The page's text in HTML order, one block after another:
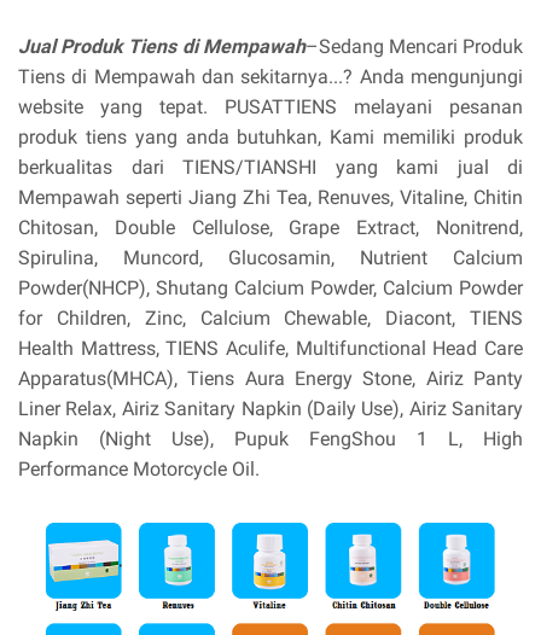
Jual Produk Tiens di Mempawah–Sedang Mencari Produk
Tiens di Mempawah dan sekitarnya...? Anda mengunjungi
website yang tepat. PUSATTIENS melayani pesanan
produk tiens yang anda butuhkan, Kami memiliki produk
berkualitas dari TIENS/TIANSHI yang kami jual di
Mempawah seperti Jiang Zhi Tea, Renuves, Vitaline, Chitin
Chitosan, Double Cellulose, Grape Extract, Nonitrend,
Spirulina, Muncord, Glucosamin, Nutrient Calcium
Powder(NHCP), Shutang Calcium Powder, Calcium Powder
for Children, Zinc, Calcium Chewable, Diacont, TIENS
Health Mattress, TIENS Aculife, Multifunctional Head Care
Apparatus(MHCA), Tiens Aura Energy Stone, Airiz Panty
Liner Relax, Airiz Sanitary Napkin (Daily Use), Airiz Sanitary
Napkin (Night Use), Pupuk FengShou 1 L, High
Performance Motorcycle Oil.